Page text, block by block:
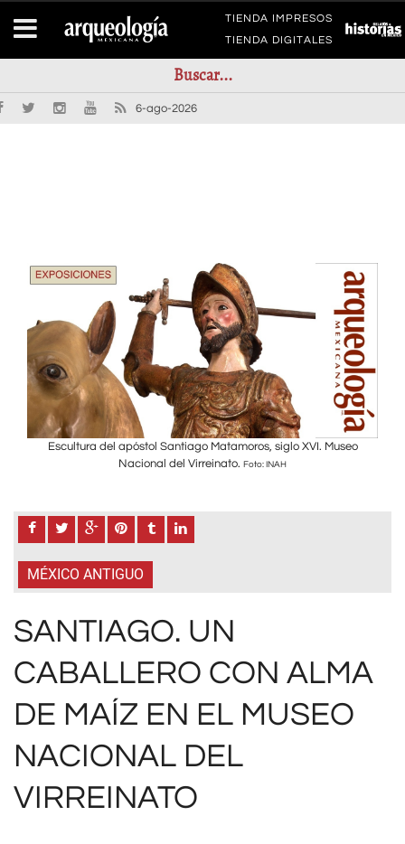
TIENDA IMPRESOS
TIENDA DIGITALES
6-ago-2026
Escultura del apóstol Santiago Matamoros, siglo XVI. Museo
Nacional del Virreinato. Foto: INAH
MÉXICO ANTIGUO
SANTIAGO. UN
CABALLERO CON ALMA
DE MAÍZ EN EL MUSEO
NACIONAL DEL
VIRREINATO